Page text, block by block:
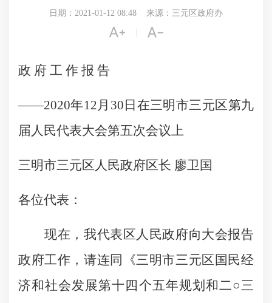
日期：2021-01-12 08:48 来源：三元区政府办
 
政 府 工 作 报 告
——2020年12月30日在三明市三元区第九
届人民代表大会第五次会议上
三明市三元区人民政府区长 廖卫国
各位代表：
现在，我代表区人民政府向大会报告
政府工作，请连同《三明市三元区国民经
济和社会发展第十四个五年规划和二○三